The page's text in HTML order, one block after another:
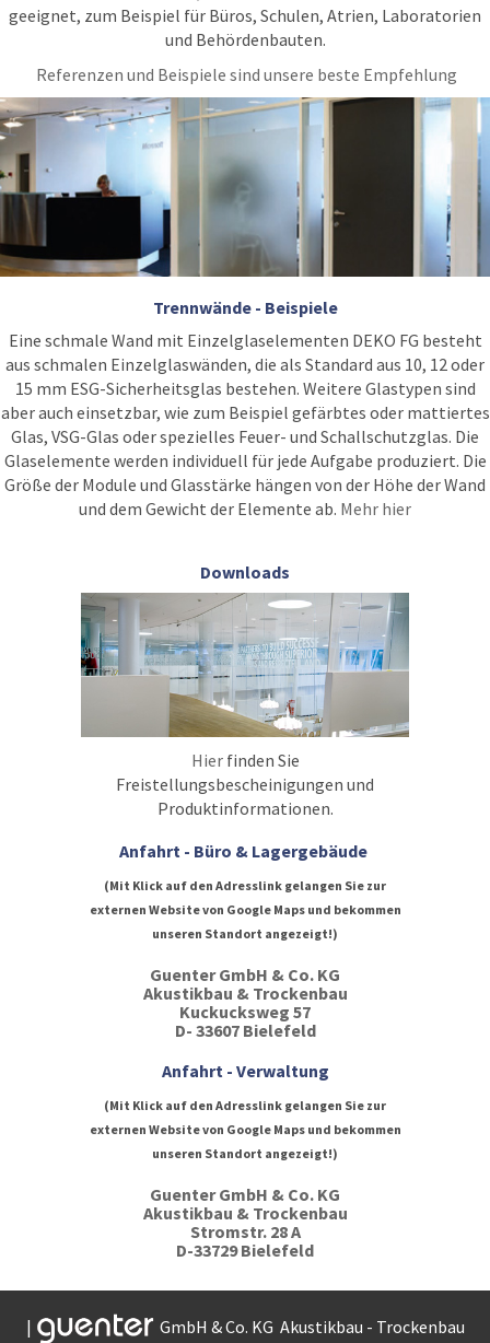
geeignet, zum Beispiel für Büros, Schulen, Atrien, Laboratorien
und Behördenbauten.
Referenzen und Beispiele sind unsere beste Empfehlung
Trennwände - Beispiele
Eine schmale Wand mit Einzelglaselementen DEKO FG besteht
aus schmalen Einzelglaswänden, die als Standard aus 10, 12 oder
15 mm ESG-Sicherheitsglas bestehen. Weitere Glastypen sind
aber auch einsetzbar, wie zum Beispiel gefärbtes oder mattiertes
Glas, VSG-Glas oder spezielles Feuer- und Schallschutzglas. Die
Glaselemente werden individuell für jede Aufgabe produziert. Die
Größe der Module und Glasstärke hängen von der Höhe der Wand
und dem Gewicht der Elemente ab. Mehr hier
Downloads
Hierfinden Sie
Freistellungsbescheinigungen und
Produktinformationen.
Anfahrt - Büro & Lagergebäude
(Mit Klick auf den Adresslink gelangen Sie zur
externen Website von Google Maps und bekommen
unseren Standort angezeigt!)
Guenter GmbH & Co. KG
Akustikbau & Trockenbau
Kuckucksweg 57
D- 33607 Bielefeld
Anfahrt - Verwaltung
(Mit Klick auf den Adresslink gelangen Sie zur
externen Website von Google Maps und bekommen
unseren Standort angezeigt!)
Guenter GmbH & Co. KG
Akustikbau & Trockenbau
Stromstr. 28 A
D-33729 Bielefeld
| GmbH & Co. KG Akustikbau - Trockenbau